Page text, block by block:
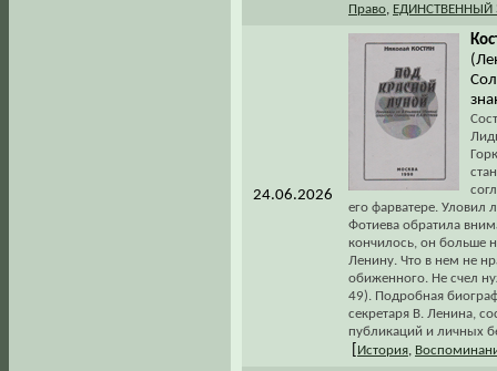
Право ЕДИНСТВЕННЫЙ
24.06.2026
его фарватере. Уловил
Фотиева обратила
кончилось, он больше
Ленину. Что в нем не
обиженного. Не счел
49). Подробная
секретаря В. Ленина,
публикаций и личных
История